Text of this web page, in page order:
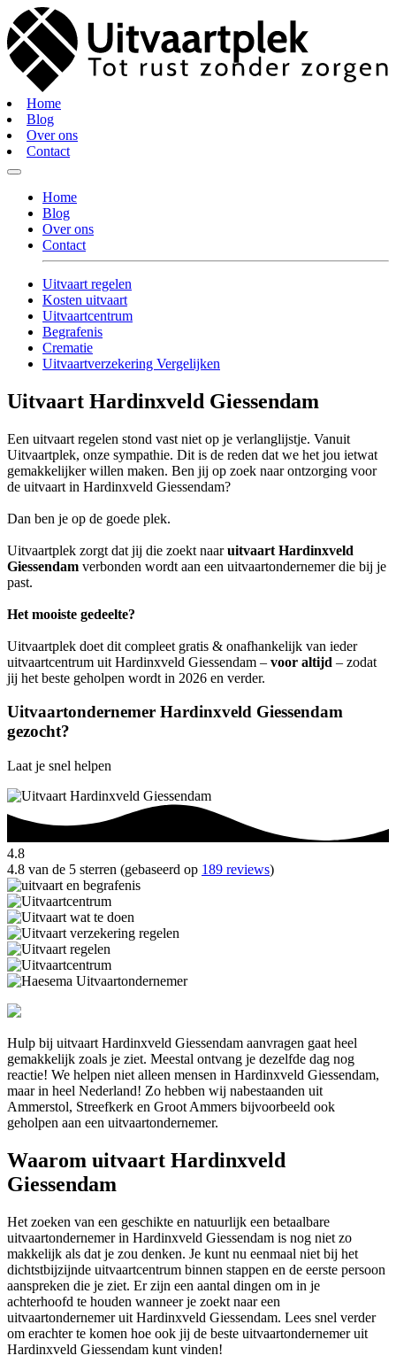
Home
Blog
Over ons
Contact
Home
Blog
Over ons
Contact
Uitvaart regelen
Kosten uitvaart
Uitvaartcentrum
Begrafenis
Crematie
Uitvaartverzekering Vergelijken
Uitvaart Hardinxveld Giessendam
Een uitvaart regelen stond vast niet op je verlanglijstje. Vanuit
Uitvaartplek, onze sympathie. Dit is de reden dat we het jou ietwat
gemakkelijker willen maken. Ben jij op zoek naar ontzorging voor
de uitvaart in Hardinxveld Giessendam?
Dan ben je op de goede plek.
Uitvaartplek zorgt dat jij die zoekt naaruitvaart Hardinxveld
Giessendam verbonden wordt aan een uitvaartondernemer die bij je
past.
Het mooiste gedeelte?
Uitvaartplek doet dit compleet gratis & onafhankelijk van ieder
uitvaartcentrum uit Hardinxveld Giessendam – voor altijd – zodat
jij het beste geholpen wordt in 2026 en verder.
Uitvaartondernemer Hardinxveld Giessendam
gezocht?
Laat je snel helpen
4.8
4.8 van de 5 sterren (gebaseerd op 189 reviews)
Hulp bij uitvaart Hardinxveld Giessendam aanvragen gaat heel
gemakkelijk zoals je ziet. Meestal ontvang je dezelfde dag nog
reactie! We helpen niet alleen mensen in Hardinxveld Giessendam,
maar in heel Nederland! Zo hebben wij nabestaanden uit
Ammerstol, Streefkerk en Groot Ammers bijvoorbeeld ook
geholpen aan een uitvaartondernemer.
Waarom uitvaart Hardinxveld
Giessendam
Het zoeken van een geschikte en natuurlijk een betaalbare
uitvaartondernemer in Hardinxveld Giessendam is nog niet zo
makkelijk als dat je zou denken. Je kunt nu eenmaal niet bij het
dichtstbijzijnde uitvaartcentrum binnen stappen en de eerste persoon
aanspreken die je ziet. Er zijn een aantal dingen om in je
achterhoofd te houden wanneer je zoekt naar een
uitvaartondernemer uit Hardinxveld Giessendam. Lees snel verder
om erachter te komen hoe ook jij de beste uitvaartondernemer uit
Hardinxveld Giessendam kunt vinden!